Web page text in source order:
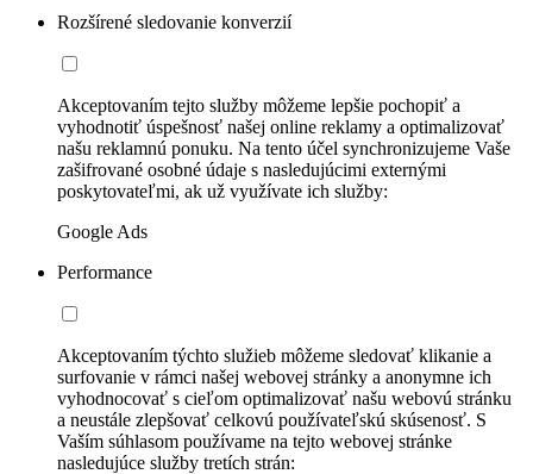
Rozšírené sledovanie konverzií
Akceptovaním tejto služby môžeme lepšie pochopiť a
vyhodnotiť úspešnosť našej online reklamy a optimalizovať
našu reklamnú ponuku. Na tento účel synchronizujeme Vaše
zašifrované osobné údaje s nasledujúcimi externými
poskytovateľmi, ak už využívate ich služby:
Google Ads
Performance
Akceptovaním týchto služieb môžeme sledovať klikanie a
surfovanie v rámci našej webovej stránky a anonymne ich
vyhodnocovať s cieľom optimalizovať našu webovú stránku
a neustále zlepšovať celkovú používateľskú skúsenosť. S
Vaším súhlasom používame na tejto webovej stránke
nasledujúce služby tretích strán: